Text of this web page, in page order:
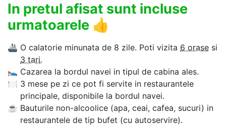
In pretul afisat sunt incluse
urmatoarele 👍
🚢 O calatorie minunata de 8 zile. Poti vizita 6 orase si
3 tari.
🛌 Cazarea la bordul navei in tipul de cabina ales.
🍽 3 mese pe zi ce pot fi servite in restaurantele
principale, disponibile la bordul navei.
☕ Bauturile non-alcoolice (apa, ceai, cafea, sucuri) in
restaurantele de tip bufet (cu autoservire).